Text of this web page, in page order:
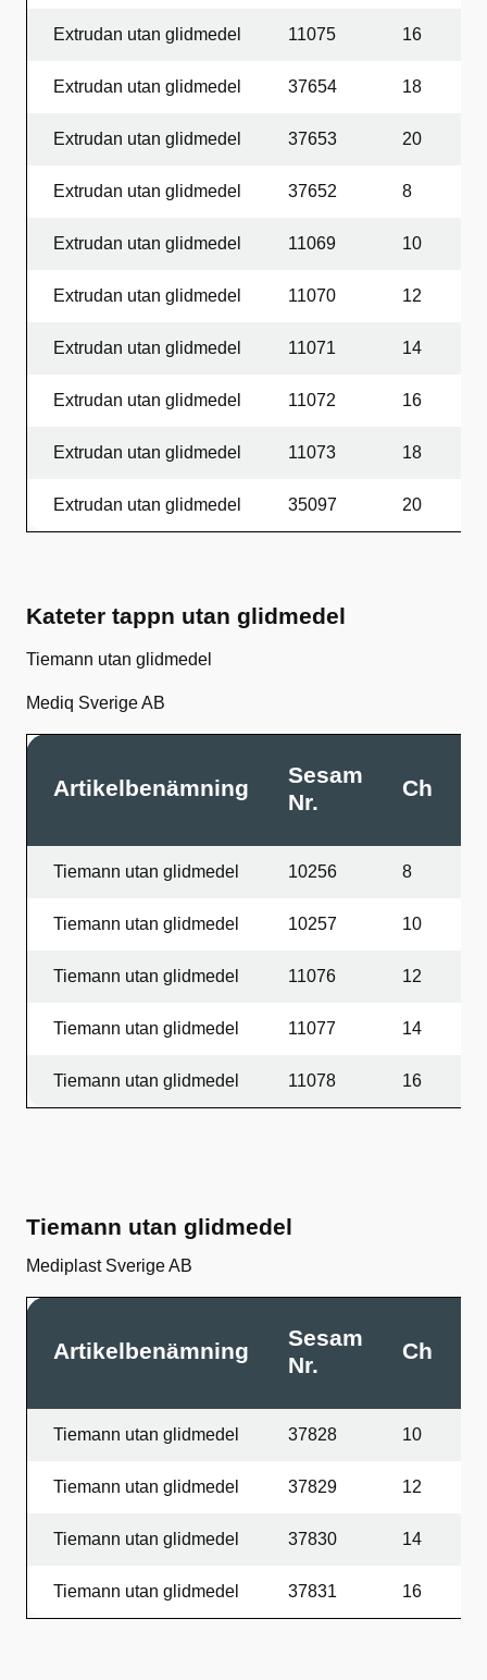
Extrudan utan glidmedel 11075 16
Extrudan utan glidmedel 37654 18
Extrudan utan glidmedel 37653 20
Extrudan utan glidmedel 37652 8
Extrudan utan glidmedel 11069 10
Extrudan utan glidmedel 11070 12
Extrudan utan glidmedel 11071 14
Extrudan utan glidmedel 11072 16
Extrudan utan glidmedel 11073 18
Extrudan utan glidmedel 35097 20
Kateter tappn utan glidmedel
Tiemann utan glidmedel
Mediq Sverige AB
Artikelbenämning
Sesam
Nr.
Ch
Tiemann utan glidmedel 10256 8
Tiemann utan glidmedel 10257 10
Tiemann utan glidmedel 11076 12
Tiemann utan glidmedel 11077 14
Tiemann utan glidmedel 11078 16
Tiemann utan glidmedel
Mediplast Sverige AB
Artikelbenämning
Sesam
Nr.
Ch
Tiemann utan glidmedel 37828 10
Tiemann utan glidmedel 37829 12
Tiemann utan glidmedel 37830 14
Tiemann utan glidmedel 37831 16